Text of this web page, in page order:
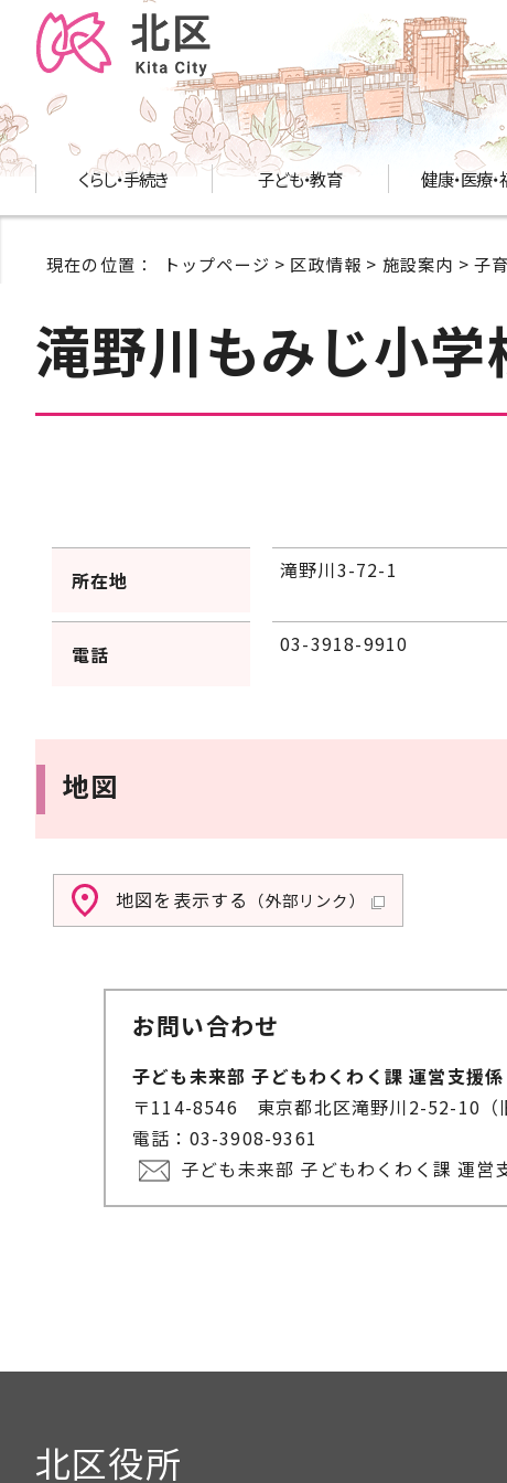
くらし・手続き 子ども・教育 健康・医療
現在の位置： トップページ > 区政情報 > 施設案内 >子
滝野川もみじ小
所在地 滝野川3-72-1
電話 03-3918-9910
地図
地図を表示する （外部リンク）
お問い合わせ
子ども未来部 子どもわくわく課 運営支援係
〒114-8546 東京都北区滝野川2-52-10（
電話：03-3908-9361
子ども未来部 子どもわくわく課 運営
北区役所